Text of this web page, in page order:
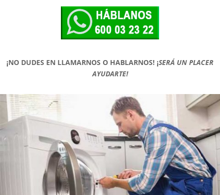
¡NO DUDES EN LLAMARNOS O HABLARNOS! ¡SERÁ UN PLACER
AYUDARTE!